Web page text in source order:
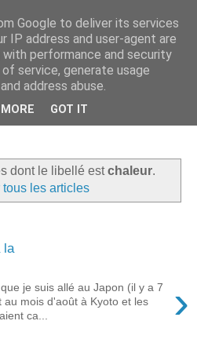
les
après assiette. Verre après
dont le libellé estchaleur.
tous les articles
la
›
je suis allé au Japon (il y a 7
au mois d'août à Kyoto et les
ca...
Google to deliver its services
IP address and user-agent are
performance and security
service, generate usage
address abuse.
GOT IT